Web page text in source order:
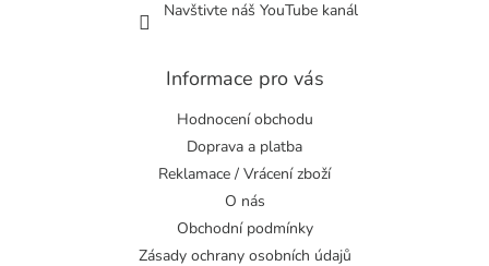
Navštivte náš YouTube kanál
Informace pro vás
Hodnocení obchodu
Doprava a platba
Reklamace / Vrácení zboží
O nás
Obchodní podmínky
Zásady ochrany osobních údajů